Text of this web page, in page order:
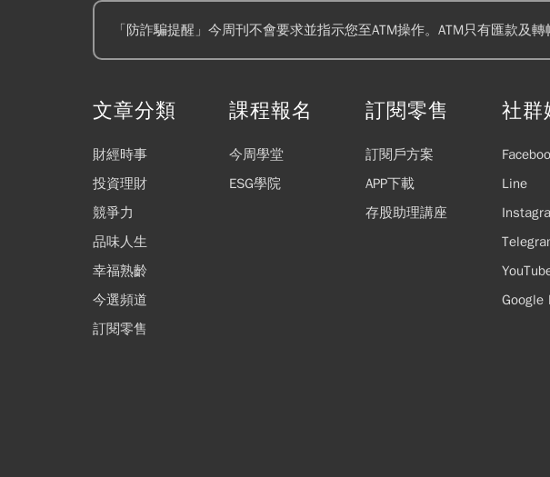
「防詐騙提醒」今周刊不會要求並指示您至ATM操作。ATM只有匯款及
文章分類
財經時事
投資理財
競爭力
品味人生
幸福熟齡
今選頻道
訂閱零售
課程報名
今周學堂
ESG學院
訂閱零售
訂閱戶方案
APP下載
存股助理講座
社群
Line
Google